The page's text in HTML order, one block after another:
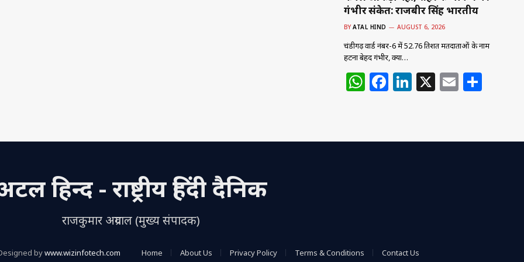
गंभीर संकेत: राजबीर सिंह भारतीय
BY ATAL HIND AUGUST 6, 2026
चंडीगढ़ वार्ड नंबर-6 में 52.76 प्रतिशत मतदाताओं के नाम
हटना बेहद गंभीर, क्या…
W
s
F
e
Li
e
X E
l e
हिन्द - राष्ट्रीय हिंदी दैनिक
राजकुमार अग्रवाल (मुख्य संपादक)
bywww.wizinfotech.com Home About Us Privacy Policy Terms & Conditions Contact Us